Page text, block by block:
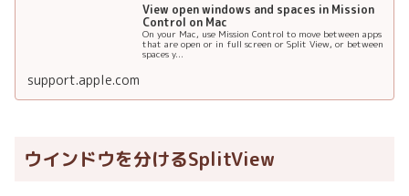
View open windows and spaces in Mission
Control on Mac
On your Mac, use Mission Control to move between apps
that are open or in full screen or Split View, or between
spaces y...
support.apple.com
ウインドウを分けるSplitView